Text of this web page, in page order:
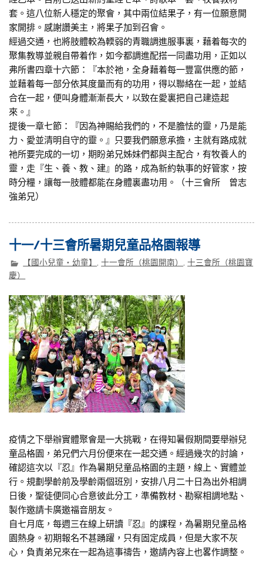
套。這八位新人穩定的聚會，其中兩位結果子，有一位願意開
家開排。感謝讚美主，將果子加到召會。
經過交通，也將肢體較為輭弱的青職調進服事裏，藉着每次的
聚集教導並親自帶着作，如今都調進配搭一同盡功用，正如以
弗所書四章十六節：『本於祂，全身藉着每一豐富供應的節，
並藉着每一部分依其度量而有的功用，得以聯絡在一起，並結
合在一起，便叫身體漸漸長大，以致在愛裏把自己建造起
來。』
提後一章七節：『因為神賜給我們的，不是膽怯的靈，乃是能
力、愛並清明自守的靈。』只要我們願意承擔，主就有路成就
祂所要完成的一切，期盼弟兄姊妹們都與主配合，有牧養人的
靈，走『生、養、教、建』的路，成為新約執事的好管家，按
時分糧，讓每一肢體都能在身體裏盡功用。（十三會所 曾志
強弟兄）
十一/十三會所暑期兒童品格園報導
【國小兒童‧幼童】 ,十一會所（桃園開南） ,十三會所（桃園寶
慶）
疫情之下舉辦實體聚會是一大挑戰，在得知暑假期間要舉辦兒
童品格園，弟兄們六月份便來在一起交通。經過幾次的討論，
確認這次以『忍』作為暑期兒童品格園的主題，線上、實體並
行。規劃學齡前及學齡兩個班別，安排八月二十日為出外相調
日後，聖徒便同心合意彼此分工，準備教材、勘察相調地點、
製作邀請卡廣邀福音朋友。
自七月底，每週三在線上研讀『忍』的課程，為暑期兒童品格
園熱身。初期報名不甚踴躍，只有固定成員，但是大家不灰
心，負責弟兄來在一起為這事禱告，邀請內容上也畧作調整。